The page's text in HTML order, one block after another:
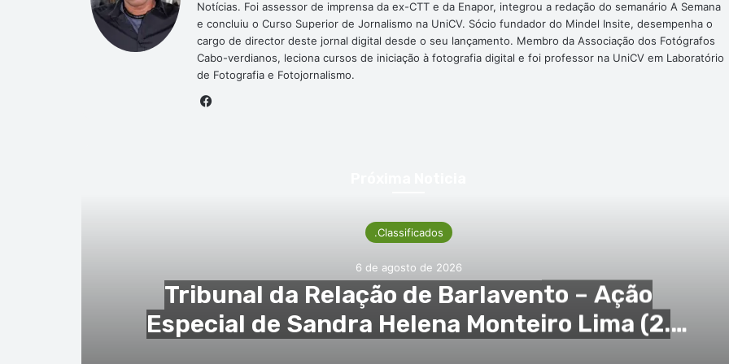
Notícias. Foi assessor de imprensa da ex-CTT e da Enapor, integrou a redação do semanário A Semana
e concluiu o Curso Superior de Jornalismo na UniCV. Sócio fundador do Mindel Insite, desempenha o
cargo de director deste jornal digital desde o seu lançamento. Membro da Associação dos Fotógrafos
Cabo-verdianos, leciona cursos de iniciação à fotografia digital e foi professor na UniCV em Laboratório
de Fotografia e Fotojornalismo.
.Classificados
6 de agosto de 2026
1. Cartório Notarial de São Vicente –
Justificação Notarial de Raquel Helena de